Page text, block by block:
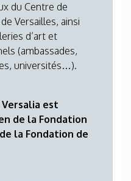
du Centre de
Versailles, ainsi
d’art et
(ambassades,
universités…).
Versalia est
de la Fondation
la Fondation de